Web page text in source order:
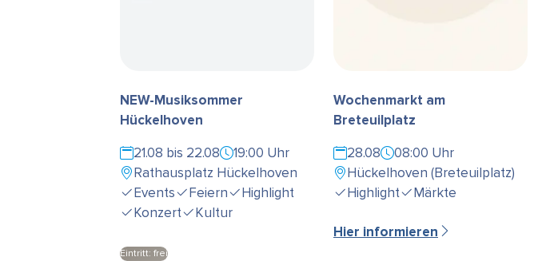
NEW-Musiksommer
Hückelhoven
21.08 bis 22.08
19:00 Uhr
Rathausplatz Hückelhoven
Events
Feiern
Highlight
Konzert
Kultur
Eintritt: frei
Wochenmarkt am
Breteuilplatz
28.08
08:00 Uhr
Hückelhoven (Breteuilplatz)
Highlight
Märkte
Hier informieren